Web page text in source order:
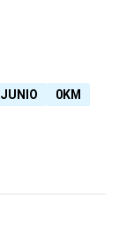
JUNIO 0KM